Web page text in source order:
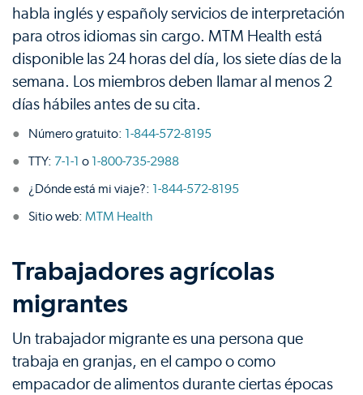
habla inglés y españoly servicios de interpretación
para otros idiomas sin cargo. MTM Health está
disponible las 24 horas del día, los siete días de la
semana. Los miembros deben llamar al menos 2
días hábiles antes de su cita.
Número gratuito: 1-844-572-8195
TTY: 7-1-1 o 1-800-735-2988
¿Dónde está mi viaje?: 1-844-572-8195
Sitio web: MTM Health
Trabajadores agrícolas
migrantes
Un trabajador migrante es una persona que
trabaja en granjas, en el campo o como
empacador de alimentos durante ciertas épocas